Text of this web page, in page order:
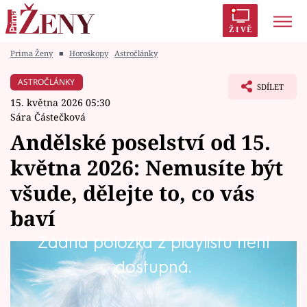
ŽIVĚ
Módní alarm
Témata
Celebrity
Vztahy
Seriály
Prima Ženy ■ Horoskopy Astročlánky
ASTROČLÁNKY
15. května 2026 05:30
Sára Částečková
SDÍLET
Andělské poselství od 15.
května 2026: Nemusíte být
všude, dělejte to, co vás
baví
Žádná položka z playlistu není
dostupná.
Tyto dny mohou přinést víc možností, než na
kolik budete mít chuť. Najednou se kolem vás
bude objevovat spousta nabídek. Někdo vám